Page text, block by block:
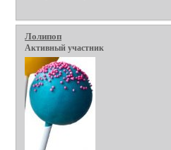
Лолипоп
Активный участник